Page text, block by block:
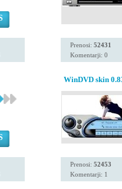
Prenosi: 52431
Komentarji: 0
WinDVD skin
Prenosi: 52453
Komentarji: 1